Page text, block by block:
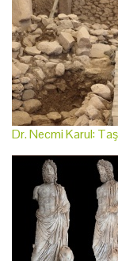
Dr. Necmi Karul: